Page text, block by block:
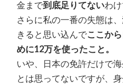
金まで到底足りてないわけ
さらに私の一番の失態は
きると思い込んでここか
めに12万を使ったこと。
いや、日本の免許だけで
とは思ってないですが、